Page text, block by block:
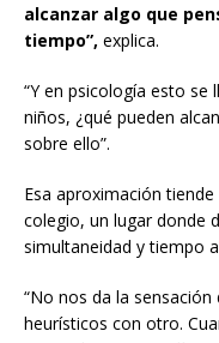
alcanzar algo que
tiempo”, explica.
“Y en psicología esto se
niños, ¿qué pueden
sobre ello”.
Esa aproximación
colegio, un lugar donde
simultaneidad y tiempo
“No nos da la
heurísticos con otro.